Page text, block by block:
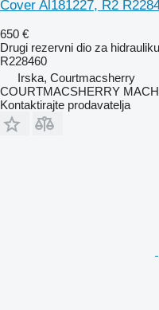
Cover Al181227, R2
650 €
Drugi rezervni dio za hidrauliku
R228460
Irska, Courtmacsherry
COURTMACSHERRY
Kontaktirajte prodavatelja